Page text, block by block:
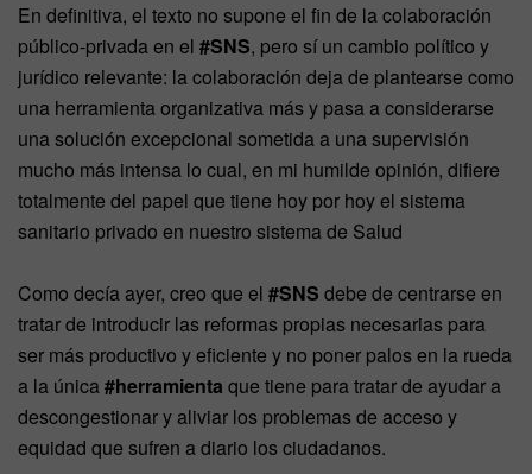
En definitiva, el texto no supone el fin de la colaboración
público-privada en el #SNS, pero sí un cambio político y
jurídico relevante: la colaboración deja de plantearse como
una herramienta organizativa más y pasa a considerarse
una solución excepcional sometida a una supervisión
mucho más intensa lo cual, en mi humilde opinión, difiere
totalmente del papel que tiene hoy por hoy el sistema
sanitario privado en nuestro sistema de Salud
Como decía ayer, creo que el #SNS debe de centrarse en
tratar de introducir las reformas propias necesarias para
ser más productivo y eficiente y no poner palos en la rueda
a la única#herramienta que tiene para tratar de ayudar a
descongestionar y aliviar los problemas de acceso y
equidad que sufren a diario los ciudadanos.